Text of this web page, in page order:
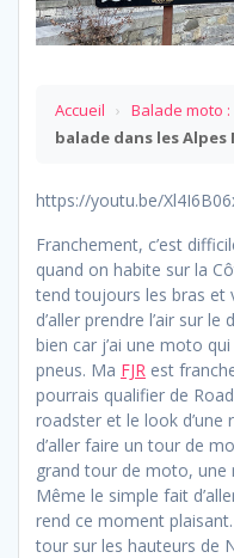
Accueil › Balade moto
balade dans les
https://youtu.be/
Franchement, c’est
quand on habite sur la
tend toujours les bras et
d’aller prendre l’air sur
bien car j’ai une moto
pneus. Ma FJR est
pourrais qualifier de
roadster et le look d’une
d’aller faire un tour de
grand tour de moto, une
Même le simple fait
rend ce moment
tour sur les hauteurs de